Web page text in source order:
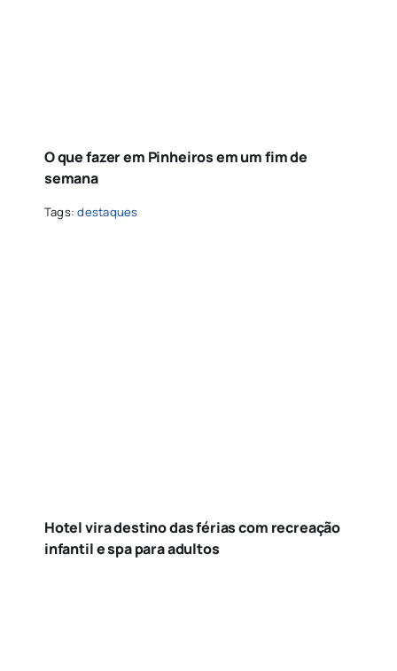
O que fazer em Pinheiros em um fim de
semana
Tags:destaques
Hotel vira destino das férias com recreação
infantil e spa para adultos